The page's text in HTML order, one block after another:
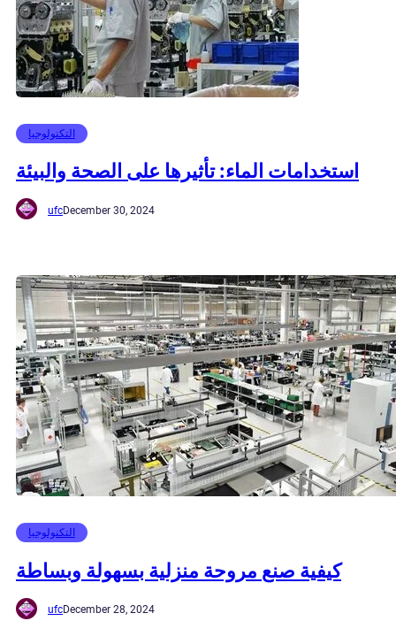
التكنولوجيا
استخدامات الماء: تأثيرها على الصحة والبيئة
ufcDecember 30, 2024
التكنولوجيا
كيفية صنع مروحة منزلية بسهولة وبساطة
ufcDecember 28, 2024